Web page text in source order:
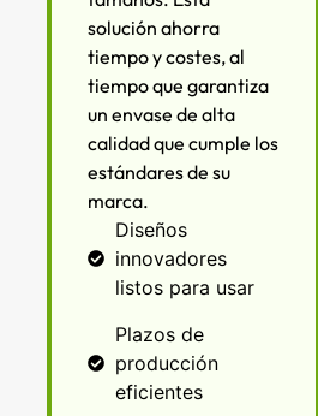
solución ahorra
tiempo y costes, al
tiempo que garantiza
un envase de alta
calidad que cumple los
estándares de su
marca.
Diseños
innovadores
listos para usar
Plazos de
producción
eficientes